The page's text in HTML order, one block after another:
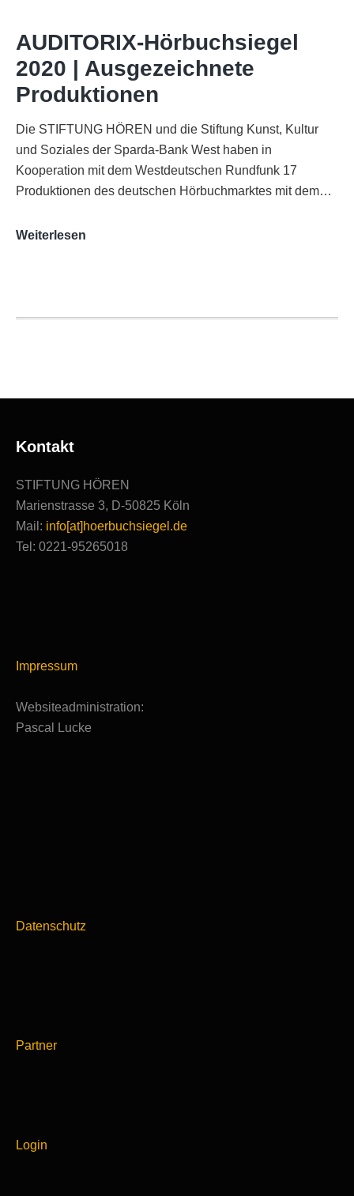
Funkhaus
Köln
AUDITORIX-Hörbuchsiegel
2020 | Ausgezeichnete
Produktionen
Die STIFTUNG HÖREN und die Stiftung Kunst, Kultur
und Soziales der Sparda-Bank West haben in
Kooperation mit dem Westdeutschen Rundfunk 17
Produktionen des deutschen Hörbuchmarktes mit dem…
Weiterlesen
Ausgezeichnete
Kontakt
STIFTUNG HÖREN
Marienstrasse 3, D-50825 Köln
Mail: info[at]hoerbuchsiegel.de
Tel: 0221-95265018
Impressum
Websiteadministration:
Pascal Lucke
Datenschutz
Partner
Login